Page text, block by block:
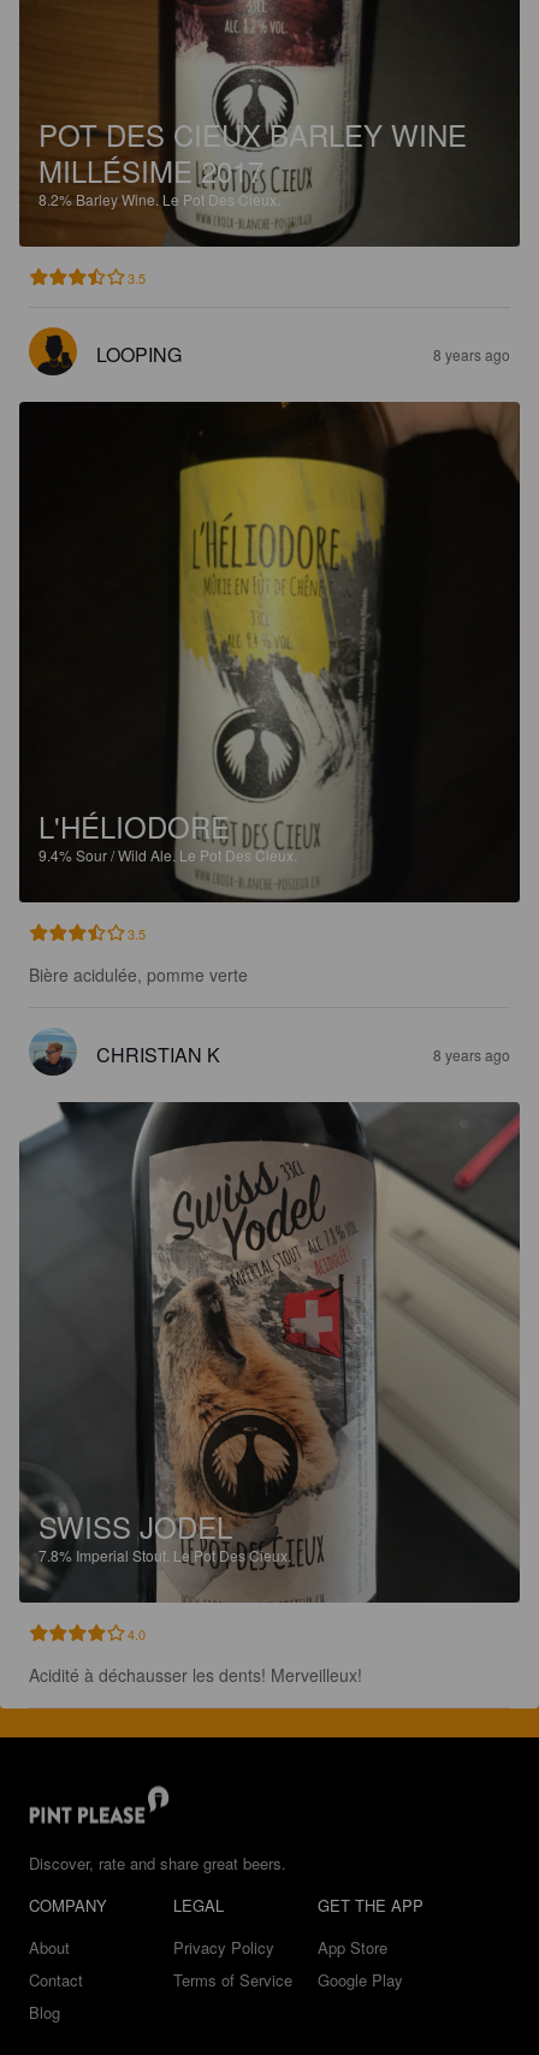
POT DES CIEUX BARLEY WINE
MILLÉSIME 2017
8.2% Barley Wine. Le Pot Des Cieux.
3.5
LOOPING 8 years ago
L'HÉLIODORE
9.4%Sour / Wild Ale. Le Pot Des Cieux.
3.5
Bière acidulée, pomme verte
CHRISTIAN K 8 years ago
SWISS JODEL
7.8% Imperial Stout. Le Pot Des Cieux.
4.0
Acidité à déchausser les dents! Merveilleux!
Discover, rate and share great beers.
COMPANY
About
Contact
Blog
LEGAL
Privacy Policy
Terms of Service
GET THE APP
App Store
Google Play